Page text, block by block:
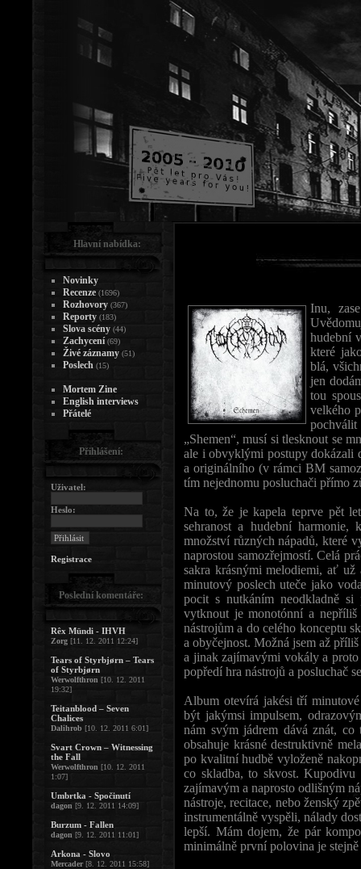
Inu,
hudební
které
blá,
jen
tou
velkého
pochválit
„Shemen“, musí si tlesknout se
ale i obvyklými postupy dokázali
a originálního (v rámci BM
tím nejednomu posluchači přímo
Na to, že je kapela teprve pět
sehranost a hudební
množství různých nápadů, které
naprostou samozřejmostí. Celá
sakra krásnými melodiemi, ať
minutový poslech uteče jako
pocit s nutkáním neodkladně
vytknout je monotónní a
nástrojům a do celého konceptu
a obyčejnost. Možná jsem až
a jinak zajímavými vokály a
popředí hra nástrojů a posluchač
Album otevírá jakési tří
být jakýmsi impulsem,
nám svým jádrem dává znát, co
obsahuje krásné destruktivně
po kvalitní hudbě vyloženě
co skladba, to skvost.
zajímavým a naprosto odlišným
nástroje, recitace, nebo ženský
instrumentálně vyspěli, nálady
lepší. Mám dojem, že pár
minimálně první polovina je
Hlavní nabídka:
Novinky
Recenze (1696)
Rozhovory (367)
Reporty (183)
Slova scény (44)
Zachycení (69)
Živé záznamy (51)
Poslech (15)
Mortem Zine
English interviews
Přátelé
Přihlášení:
Uživatel:
Heslo:
Registrace
Poslední komentáře:
Rêx Mündi - IHVH
Zorg [11. 12. 2011 12:24]
Tears of Styrbjørn – Tears
of Styrbjørn
Werwolfthron [10. 12. 2011
19:32]
Teitanblood – Seven
Chalices
Dalihrob [10. 12. 2011 6:01]
Svart Crown – Witnessing
the Fall
Werwolfthron [10. 12. 2011
1:07]
Umbrtka - Spočinutí
dagon [9. 12. 2011 14:09]
Burzum - Fallen
dagon [9. 12. 2011 11:01]
Arkona - Slovo
Mercader[8. 12. 2011 15:58]